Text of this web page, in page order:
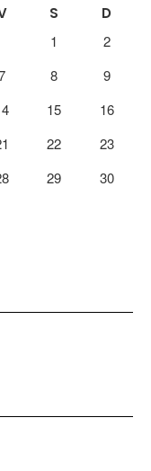
S
D
1
2
8
9
15
16
22
23
29
30